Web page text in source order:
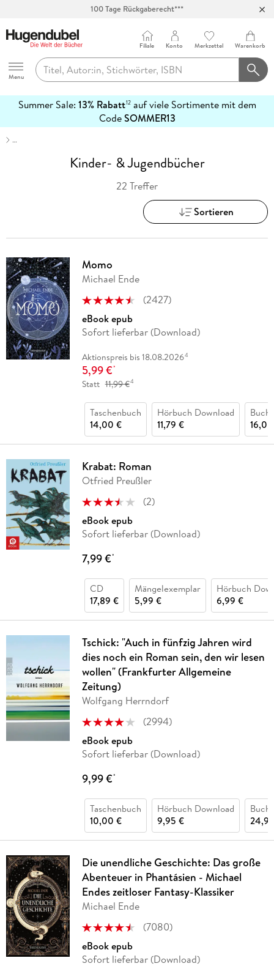
Abholung in über 100 Filialen
Hugendubel
Menu
Filiale Konto Merkzettel Warenkorb
Summer Sale: 13% Rabatt12auf viele Sortimente mit dem
CodeSOMMER13
erfahren
…
Kinder- & Jugendbücher
22 Treffer
Sortieren
Momo
Michael Ende
(2427)
eBook epub
Sofort lieferbar (Download)
Aktionspreis bis 18.08.20264
5,99 €*
Statt 11,99 €4
Taschenbuch
14,00 €
Hörbuch Download
11,79 €
Buch
Krabat: Roman
Otfried Preußler
(2)
eBook epub
Sofort lieferbar (Download)
7,99 €*
CD
17,89 €
Mängelexemplar
5,99 €
Hörbuch
6,99 €
Tschick: "Auch in fünfzig Jahren wird
dies noch ein Roman sein, den wir lesen
wollen" (Frankfurter Allgemeine
Zeitung)
Wolfgang Herrndorf
(2994)
eBook epub
Sofort lieferbar (Download)
9,99 €*
Taschenbuch
10,00 €
Hörbuch Download
9,95 €
Buch
Die unendliche Geschichte: Das große
Abenteuer in Phantásien - Michael
Endes zeitloser Fantasy-Klassiker
Michael Ende
(7080)
eBook epub
Sofort lieferbar (Download)